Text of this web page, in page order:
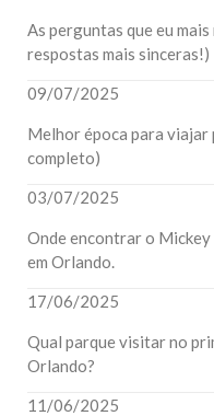
As perguntas que eu
respostas mais sinceras!)
09/07/2025
Melhor época para viajar
completo)
03/07/2025
Onde encontrar o Mickey
em Orlando.
17/06/2025
Qual parque visitar no
Orlando?
11/06/2025